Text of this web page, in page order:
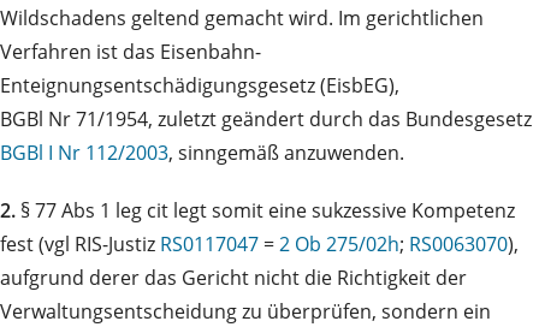
Wildschadens geltend gemacht wird. Im gerichtlichen
Verfahren ist das Eisenbahn-
Enteignungsentschädigungsgesetz (EisbEG),
BGBl Nr 71/1954, zuletzt geändert durch das Bundesgesetz
BGBl I Nr 112/2003, sinngemäß anzuwenden.
2. § 77 Abs 1 leg cit legt somit eine sukzessive Kompetenz
fest (vgl RIS-Justiz RS0117047 =2 Ob 275/02h; RS0063070),
aufgrund derer das Gericht nicht die Richtigkeit der
Verwaltungsentscheidung zu überprüfen, sondern ein